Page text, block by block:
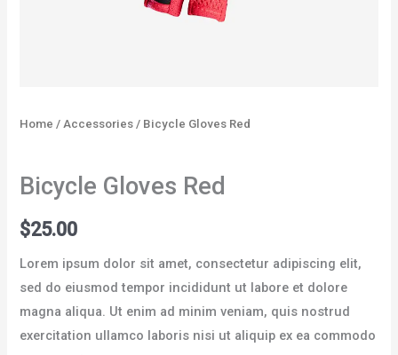
Home / Accessories / Bicycle Gloves Red
Bicycle Gloves Red
$25.00
Lorem ipsum dolor sit amet, consectetur adipiscing elit,
sed do eiusmod tempor incididunt ut labore et dolore
magna aliqua. Ut enim ad minim veniam, quis nostrud
exercitation ullamco laboris nisi ut aliquip ex ea commodo